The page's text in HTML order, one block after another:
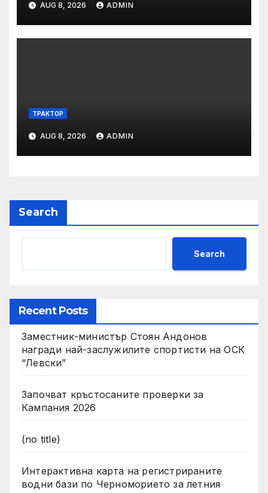
AUG 8, 2026 ADMIN
ТРАКТОР
AUG 8, 2026 ADMIN
Search
Search
Recent Posts
Заместник-министър Стоян Андонов
награди най-заслужилите спортисти на ОСК
“Левски”
Започват кръстосаните проверки за
Кампания 2026
(no title)
Интерактивна карта на регистрираните
водни бази по Черноморието за летния